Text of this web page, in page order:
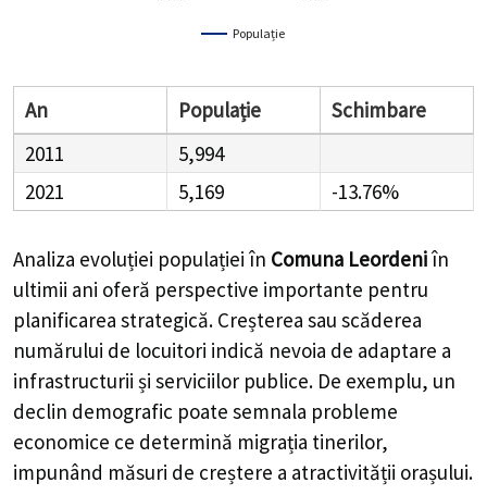
Populație
An Populație
Schimbare
2011
5,994
2021
5,169 -13.76%
Analiza evoluției populației în Comuna Leordeniîn
ultimii ani oferă perspective importante pentru
planificarea strategică. Creșterea sau scăderea
numărului de locuitori indică nevoia de adaptare a
infrastructurii și serviciilor publice. De exemplu, un
declin demografic poate semnala probleme
economice ce determină migrația tinerilor,
impunând măsuri de creștere a atractivității orașului.